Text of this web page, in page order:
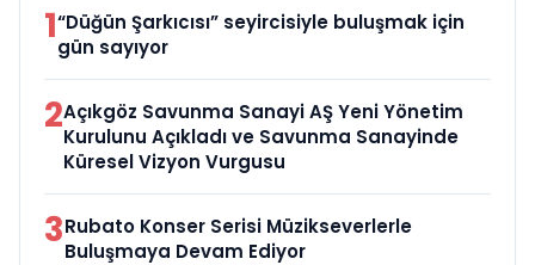
1“Düğün Şarkıcısı” seyircisiyle buluşmak için
gün sayıyor
2Açıkgöz Savunma Sanayi AŞ Yeni Yönetim
Kurulunu Açıkladı ve Savunma Sanayinde
Küresel Vizyon Vurgusu
3Rubato Konser Serisi Müzikseverlerle
Buluşmaya Devam Ediyor